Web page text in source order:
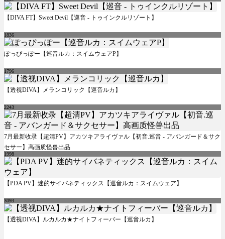
【DIVA FT】Sweet Devil【巡音 - トゥインクルリゾート】
1836
ぽっぴっぽー【巡音ルカ：スイムウェアP】
1796
【透视DIVA】メランコリック【巡音ルカ】
2243
7月最新收录【超清PV】アカツキアライヴァル【初音.巡音 - アバンガード＆サク
セサー】高画质怪兽出品
1998
【PDA PV】迷的サイバネティックス【巡音ルカ：スイムウェア】
3093
【透视DIVA】ルカルカ★ナイトフィーバー【巡音ルカ】